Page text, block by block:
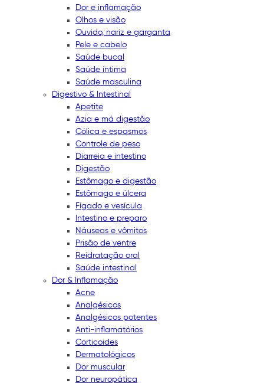
Dor e inflamação
Olhos e visão
Ouvido, nariz e garganta
Pele e cabelo
Saúde bucal
Saúde íntima
Saúde masculina
Digestivo & Intestinal
Apetite
Azia e má digestão
Cólica e espasmos
Controle de peso
Diarreia e intestino
Digestão
Estômago e digestão
Estômago e úlcera
Fígado e vesícula
Intestino e preparo
Náuseas e vômitos
Prisão de ventre
Reidratação oral
Saúde intestinal
Dor & Inflamação
Acne
Analgésicos
Analgésicos potentes
Anti-inflamatórios
Corticoides
Dermatológicos
Dor muscular
Dor neuropática